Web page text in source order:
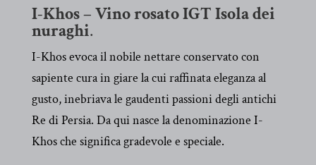
I-Khos – Vino rosato IGT Isola dei
nuraghi.
I-Khos evoca il nobile nettare conservato con
sapiente cura in giare la cui raffinata eleganza al
gusto, inebriava le gaudenti passioni degli antichi
Re di Persia. Da qui nasce la denominazione I-
Khos che significa gradevole e speciale.